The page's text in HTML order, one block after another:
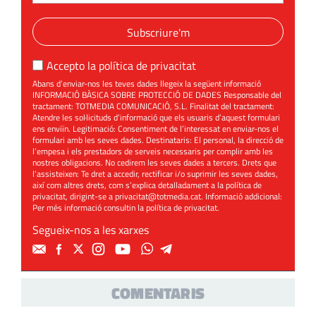
Subscriure'm
Accepto la política de privacitat
Abans d’enviar-nos les teves dades llegeix la següent informació
INFORMACIÓ BÀSICA SOBRE PROTECCIÓ DE DADES Responsable del
tractament: TOTMEDIA COMUNICACIÓ, S.L. Finalitat del tractament:
Atendre les sol·licituds d’informació que els usuaris d’aquest formulari
ens enviïn. Legitimació: Consentiment de l’interessat en enviar-nos el
formulari amb les seves dades. Destinataris: El personal, la direcció de
l’empesa i els prestadors de serveis necessaris per complir amb les
nostres obligacions. No cedirem les seves dades a tercers. Drets que
l’assisteixen: Te dret a accedir, rectificar i/o suprimir les seves dades,
així com altres drets, com s’explica detalladament a la política de
privacitat, dirigint-se aprivacitat@totmedia.cat. Informació addicional:
Per més informació consultin lapolítica de privacitat.
Segueix-nos a les xarxes
COMENTARIS